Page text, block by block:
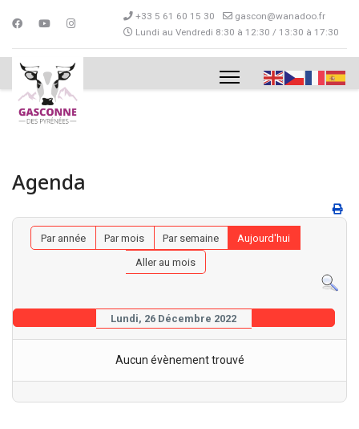
+33 5 61 60 15 30
gascon@wanadoo.fr
Lundi au Vendredi 8:30 à 12:30 / 13:30 à 17:30
Agenda
Par année Par mois Par semaine
Aujourd'hui
Aller au mois
Lundi, 26 Décembre 2022
Aucun évènement trouvé